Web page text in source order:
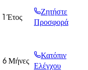
1 Έτος
Ζητήστε
Προσφορά
6 Μήνες
Κατόπιν
Ελέγχου